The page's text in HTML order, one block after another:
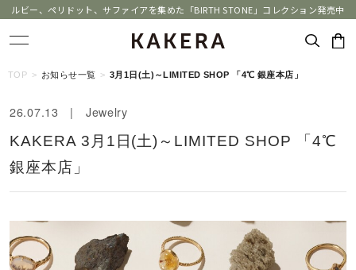
ルビー、ペリドット、サファイアを集めた「BIRTH STONE」コレクション発売中
キーワードで検索する
#ペア
ブランド
TOP お知らせ一覧 3月1日(土)～LIMITED SHOP 「4℃ 銀座本店」
26.07.13 | Jewelry
KAKERA 3月1日(土)～LIMITED SHOP 「4℃
銀座本店」